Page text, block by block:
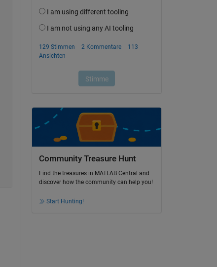
Community Treasure Hunt
Find the treasures in MATLAB Central and
discover how the community can help you!
Start Hunting!